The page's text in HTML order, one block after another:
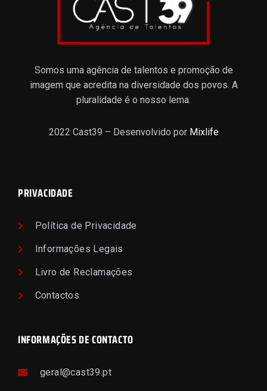
Somos uma agência de talentos e promoção de
imagem que acredita na diversidade dos povos. A
pluralidade é o nosso lema.
2022 Cast39 – Desenvolvido por Mixlife
PRIVACIDADE
Política de Privacidade
Informações Legais
Livro de Reclamações
Contactos
INFORMAÇÕES DE CONTACTO
geral@cast39.pt